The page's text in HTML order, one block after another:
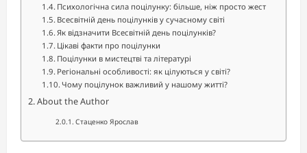
Психологічна сила поцілунку: більше, ніж просто жест
Всесвітній день поцілунків у сучасному світі
Як відзначити Всесвітній день поцілунків?
Цікаві факти про поцілунки
Поцілунки в мистецтві та літературі
Регіональні особливості: як цілуються у світі?
Чому поцілунок важливий у нашому житті?
About the Author
Стаценко Ярослав